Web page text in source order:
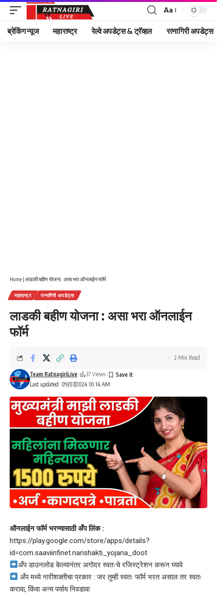
Font
Resizer
Aa
ब्रेकिंग न्यूज महाराष्ट्र रेल्वे अपडेट्स & ट्रॅव्हल रत्नागिरी अपडेट्स
Home | लाडकी बहीण योजना : असा भरा ऑनलाईन फॉर्म
महाराष्ट्र रत्नागिरी अपडेट्स
लाडकी बहीण योजना : असा भरा ऑनलाईन
फॉर्म
Last updated: 09/07/2024 10:14 AM
Team RatnagiriLive 37 Views
2 Min Read
ऑनलाईन फॉर्म भरण्यासाठी अँप लिंक :
https://play.google.com/store/apps/details?
id=com.saaviinfinet.narishakti_yojana_doot
अँप डाउनलोड केल्यानंतर अगोदर स्वतःचे रजिस्ट्रेशन करून घ्यावे
अँप मध्ये नारीशक्तीचा प्रकार : जर तुम्ही स्वतः फॉर्म भरत असाल तर स्वतः
करावा, किंवा अन्य पर्याय निवडावा